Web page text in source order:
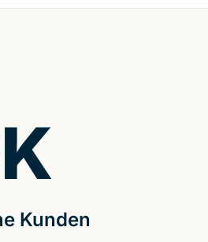
Kunden
K